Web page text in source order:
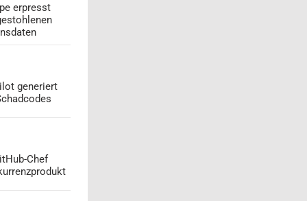
erpresst
generiert
Chef